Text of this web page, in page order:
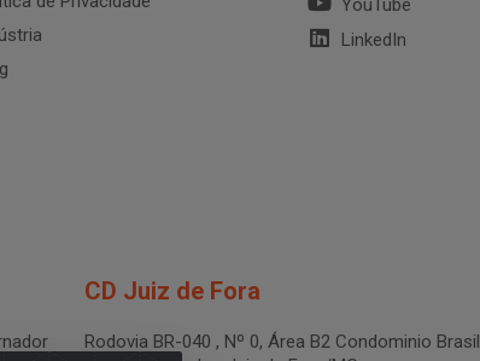
YouTube
LinkedIn
CD Juiz de Fora
Rodovia BR-040 , Nº 0, Área B2 Condominio Brasil